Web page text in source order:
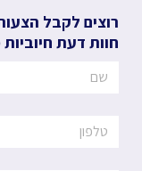
רוצים לקבל
חוות דעת חיוביות